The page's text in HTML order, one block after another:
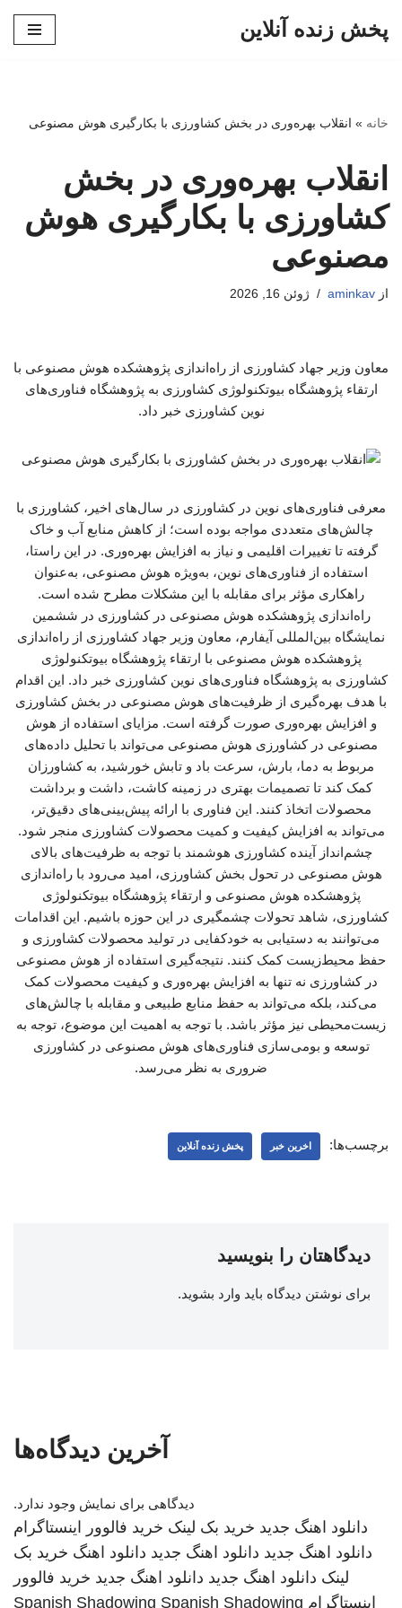
پخش زنده آنلاین
خانه » انقلاب بهره‌وری در بخش کشاورزی با بکارگیری هوش مصنوعی
انقلاب بهره‌وری در بخش
کشاورزی با بکارگیری هوش
مصنوعی
از aminkav ژوئن 16, 2026
معاون وزیر جهاد کشاورزی از راه‌اندازی پژوهشکده هوش مصنوعی با
ارتقاء پژوهشگاه بیوتکنولوژی کشاورزی به پژوهشگاه فناوری‌های
نوین کشاورزی خبر داد.
معرفی فناوری‌های نوین در کشاورزی در سال‌های اخیر، کشاورزی با
چالش‌های متعددی مواجه بوده است؛ از کاهش منابع آب و خاک
گرفته تا تغییرات اقلیمی و نیاز به افزایش بهره‌وری. در این راستا،
استفاده از فناوری‌های نوین، به‌ویژه هوش مصنوعی، به‌عنوان
راهکاری مؤثر برای مقابله با این مشکلات مطرح شده است.
راه‌اندازی پژوهشکده هوش مصنوعی در کشاورزی در ششمین
نمایشگاه بین‌المللی آیفارم، معاون وزیر جهاد کشاورزی از راه‌اندازی
پژوهشکده هوش مصنوعی با ارتقاء پژوهشگاه بیوتکنولوژی
کشاورزی به پژوهشگاه فناوری‌های نوین کشاورزی خبر داد. این اقدام
با هدف بهره‌گیری از ظرفیت‌های هوش مصنوعی در بخش کشاورزی
و افزایش بهره‌وری صورت گرفته است. مزایای استفاده از هوش
مصنوعی در کشاورزی هوش مصنوعی می‌تواند با تحلیل داده‌های
مربوط به دما، بارش، سرعت باد و تابش خورشید، به کشاورزان
کمک کند تا تصمیمات بهتری در زمینه کاشت، داشت و برداشت
محصولات اتخاذ کنند. این فناوری با ارائه پیش‌بینی‌های دقیق‌تر،
می‌تواند به افزایش کیفیت و کمیت محصولات کشاورزی منجر شود.
چشم‌انداز آینده کشاورزی هوشمند با توجه به ظرفیت‌های بالای
هوش مصنوعی در تحول بخش کشاورزی، امید می‌رود با راه‌اندازی
پژوهشکده هوش مصنوعی و ارتقاء پژوهشگاه بیوتکنولوژی
کشاورزی، شاهد تحولات چشمگیری در این حوزه باشیم. این اقدامات
می‌توانند به دستیابی به خودکفایی در تولید محصولات کشاورزی و
حفظ محیط‌زیست کمک کنند. نتیجه‌گیری استفاده از هوش مصنوعی
در کشاورزی نه تنها به افزایش بهره‌وری و کیفیت محصولات کمک
می‌کند، بلکه می‌تواند به حفظ منابع طبیعی و مقابله با چالش‌های
زیست‌محیطی نیز مؤثر باشد. با توجه به اهمیت این موضوع، توجه به
توسعه و بومی‌سازی فناوری‌های هوش مصنوعی در کشاورزی
ضروری به نظر می‌رسد.
برچسب‌ها: اخرین خبر پخش زنده آنلاین
دیدگاهتان را بنویسید
برای نوشتن دیدگاه باید وارد بشوید.
آخرین دیدگاه‌ها
دیدگاهی برای نمایش وجود ندارد.
دانلود اهنگ جدید خرید بک لینک خرید فالوور اینستاگرام
دانلود اهنگ جدید دانلود اهنگ جدید دانلود اهنگ خرید بک
لینک دانلود اهنگ جدید دانلود اهنگ جدید خرید فالوور
اینستاگرام
Spanish Shadowing Spanish Shadowing